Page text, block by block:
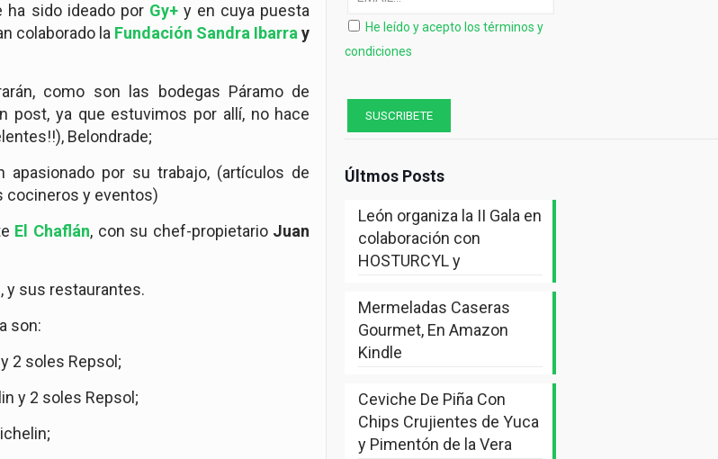
ha sido ideado por Gy+ y en cuya puesta
colaborado la Fundación Sandra Ibarra y
como son las bodegas Páramo de
post, ya que estuvimos por allí, no hace
Belondrade;
apasionado por su trabajo, (artículos de
cocineros y eventos)
El Chaflán, con su chef-propietario Juan
y sus restaurantes.
son:
2 soles Repsol;
y 2 soles Repsol;
He leído y acepto los términos y
condiciones
Últmos Posts
León organiza la II Gala en
colaboración con
HOSTURCYL y
Mermeladas Caseras
Gourmet, En Amazon
Kindle
Ceviche De Piña Con
Chips Crujientes de Yuca
y Pimentón de la Vera